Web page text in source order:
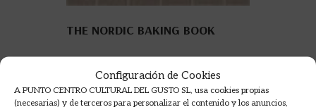
Configuración de Cookies
A PUNTO CENTRO CULTURAL DEL GUSTO SL, usa cookies propias
(necesarias) y de terceros para personalizar el contenido y los anuncios,
THE NORDIC BAKING BOOK
49,95€